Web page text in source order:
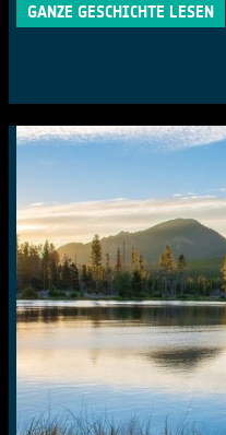
GANZE GESCHICHTE LESEN